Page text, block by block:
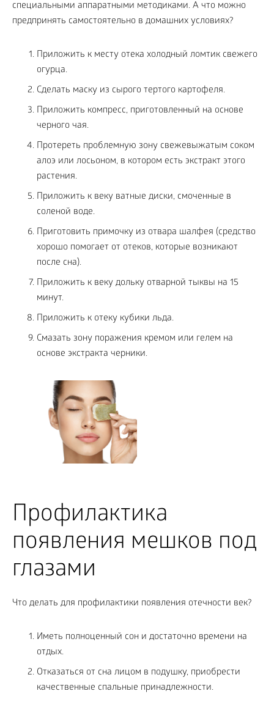
специальными аппаратными методиками. А что можно
предпринять самостоятельно в домашних условиях?
Приложить к месту отека холодный ломтик свежего
огурца.
Сделать маску из сырого тертого картофеля.
Приложить компресс, приготовленный на основе
черного чая.
Протереть проблемную зону свежевыжатым соком
алоэ или лосьоном, в котором есть экстракт этого
растения.
Приложить к веку ватные диски, смоченные в
соленой воде.
Приготовить примочку из отвара шалфея (средство
хорошо помогает от отеков, которые возникают
после сна).
Приложить к веку дольку отварной тыквы на 15
минут.
Приложить к отеку кубики льда.
Смазать зону поражения кремом или гелем на
основе экстракта черники.
Профилактика
появления мешков под
глазами
Что делать для профилактики появления отечности век?
Иметь полноценный сон и достаточно времени на
отдых.
Отказаться от сна лицом в подушку, приобрести
качественные спальные принадлежности.